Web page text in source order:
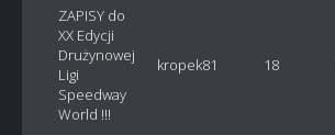
ZAPISY do
XX Edycji
Drużynowej
Ligi
Speedway
World !!!
kropek81 18